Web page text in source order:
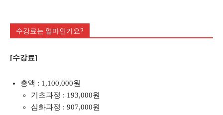
수강료는 얼마인가요?
[수강료]
총액 : 1,100,000원
기초과정 : 193,000원
심화과정 : 907,000원